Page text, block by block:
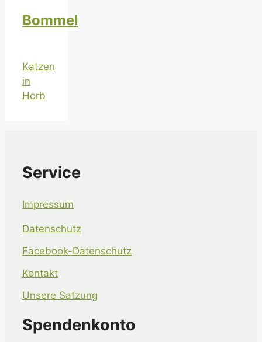
Bommel
Katzen
in
Horb
Service
Impressum
Datenschutz
Facebook-Datenschutz
Kontakt
Unsere Satzung
Spendenkonto